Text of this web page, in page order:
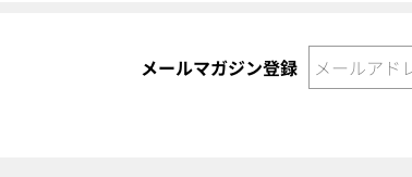
メールマガジン登録